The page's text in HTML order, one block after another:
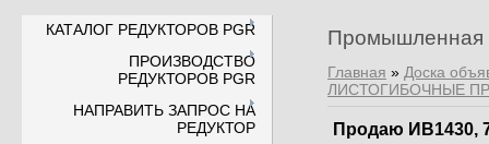
КАТАЛОГ РЕДУКТОРОВ PGR
ПРОИЗВОДСТВО
РЕДУКТОРОВ PGR
НАПРАВИТЬ ЗАПРОС НА
РЕДУКТОР
Промышленная
Главная » Доска
ЛИСТОГИБОЧНЫЕ
Продаю ИВ1430,